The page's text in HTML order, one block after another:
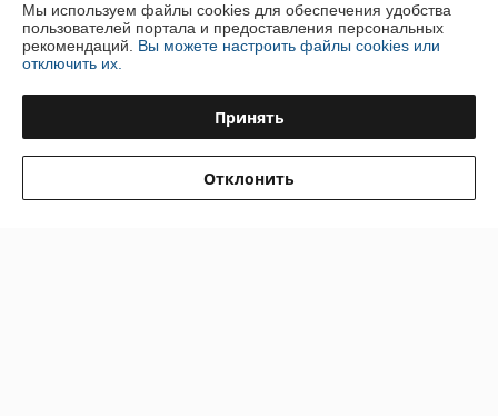
18.07.2026
Дмитрий
Товар соответствует описанию. Установил, все работает отлично.
Спасибо продавцу
20.11.2025
Александр
Мы используем файлы cookies для обеспечения удобства
пользователей портала и предоставления персональных
рекомендаций. Вы можете настроить файлы cookies или
отключить их.
Принять
Отклонить